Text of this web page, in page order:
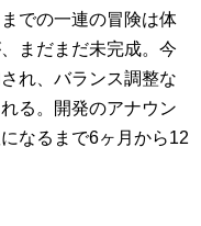
での一連の冒険は体
まだまだ未完成。今
れ、バランス調整な
る。開発のアナウン
なるまで6ヶ月から12